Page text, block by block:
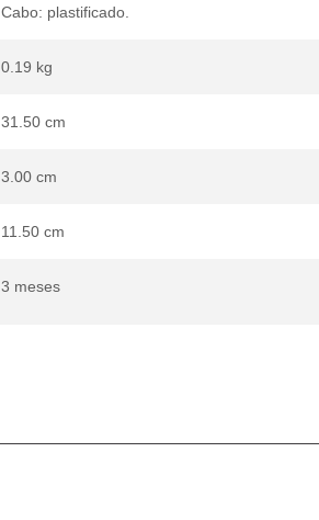
Cabo: plastificado.
0.19 kg
31.50 cm
3.00 cm
11.50 cm
3 meses